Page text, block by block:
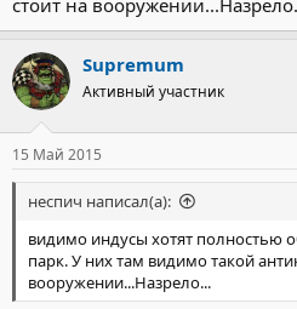
стоит на
Supremum
Активный участник
15 Май 2015
неспич написал(а):
видимо индусы хотят полностью
парк. У них там видимо такой
вооружении...Назрело...